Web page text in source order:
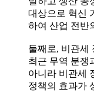
대상으로 혁신
하여 산업 전반
둘째로, 비관세
최근 무역 분쟁
아니라 비관세
정책의 효과가